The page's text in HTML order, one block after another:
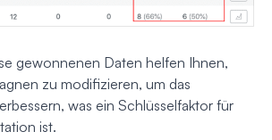
gewonnenen Daten helfen Ihnen,
zu modifizieren, um das
was ein Schlüsselfaktor für
ist.